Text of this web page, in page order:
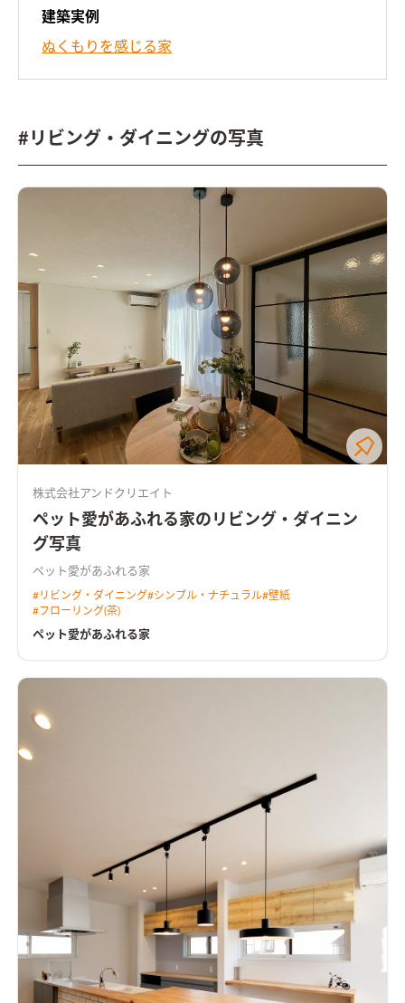
建築実例
ぬくもりを感じる家
#リビング・ダイニングの写真
株式会社アンドクリエイト
ペット愛があふれる家のリビング・ダイニン
グ写真
ペット愛があふれる家
#リビング・ダイニング#シンプル・ナチュラル#壁紙
#フローリング(茶)
ペット愛があふれる家